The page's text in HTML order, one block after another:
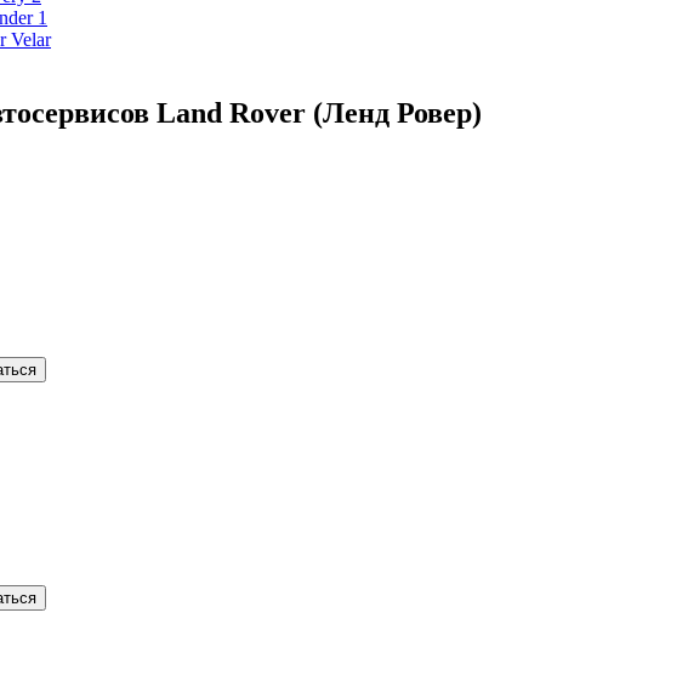
1
Velar
Land Rover (Ленд Ровер)